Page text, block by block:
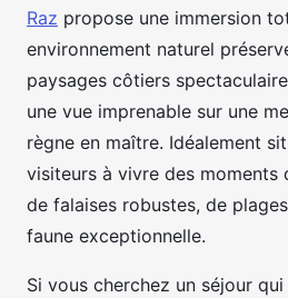
Raz propose une immersion
environnement naturel
paysages côtiers
une vue imprenable sur une
règne en maître. Idéalement
visiteurs à vivre des moments
de falaises robustes, de
faune exceptionnelle.
Si vous cherchez un séjour